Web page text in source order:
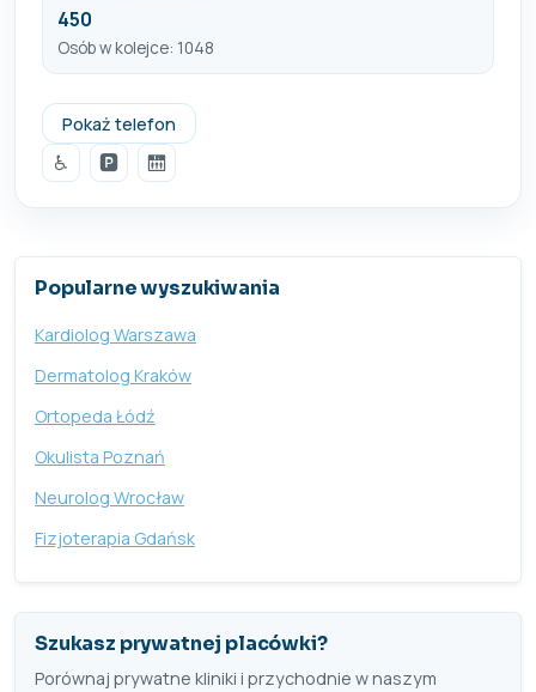
450
Osób w kolejce: 1048
Pokaż telefon
+48 32 298 89 37
♿
🅿️ 🛗
Popularne wyszukiwania
Kardiolog Warszawa
Dermatolog Kraków
Ortopeda Łódź
Okulista Poznań
Neurolog Wrocław
Fizjoterapia Gdańsk
Szukasz prywatnej placówki?
Porównaj prywatne kliniki i przychodnie w naszym